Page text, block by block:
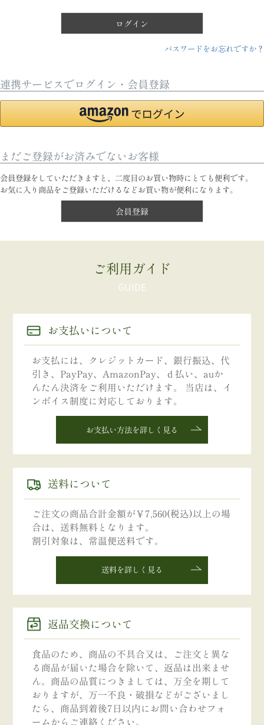
ログイン
パスワードをお忘れですか？
連携サービスでログイン・会員登録
まだご登録がお済みでないお客様
会員登録をしていただきますと、二度目のお買い物時にとても便利です。
お気に入り商品をご登録いただけるなどお買い物が便利になります。
会員登録
ご利用ガイド
お支払いについて
お支払には、クレジットカード、銀行振込、代
引き、PayPay、AmazonPay、ｄ払い、auか
んたん決済をご利用いただけます。 当店は、イ
ンボイス制度に対応しております。
お支払い方法を詳しく見る
送料について
ご注文の商品合計金額が￥7,560(税込)以上の場
合は、送料無料となります。
割引対象は、常温便送料です。
送料を詳しく見る
返品交換について
食品のため、商品の不具合又は、ご注文と異な
る商品が届いた場合を除いて、返品は出来ませ
ん。商品の品質につきましては、万全を期して
おりますが、万一不良・破損などがございまし
たら、商品到着後7日以内にお問い合わせフォ
ームからご連絡ください。